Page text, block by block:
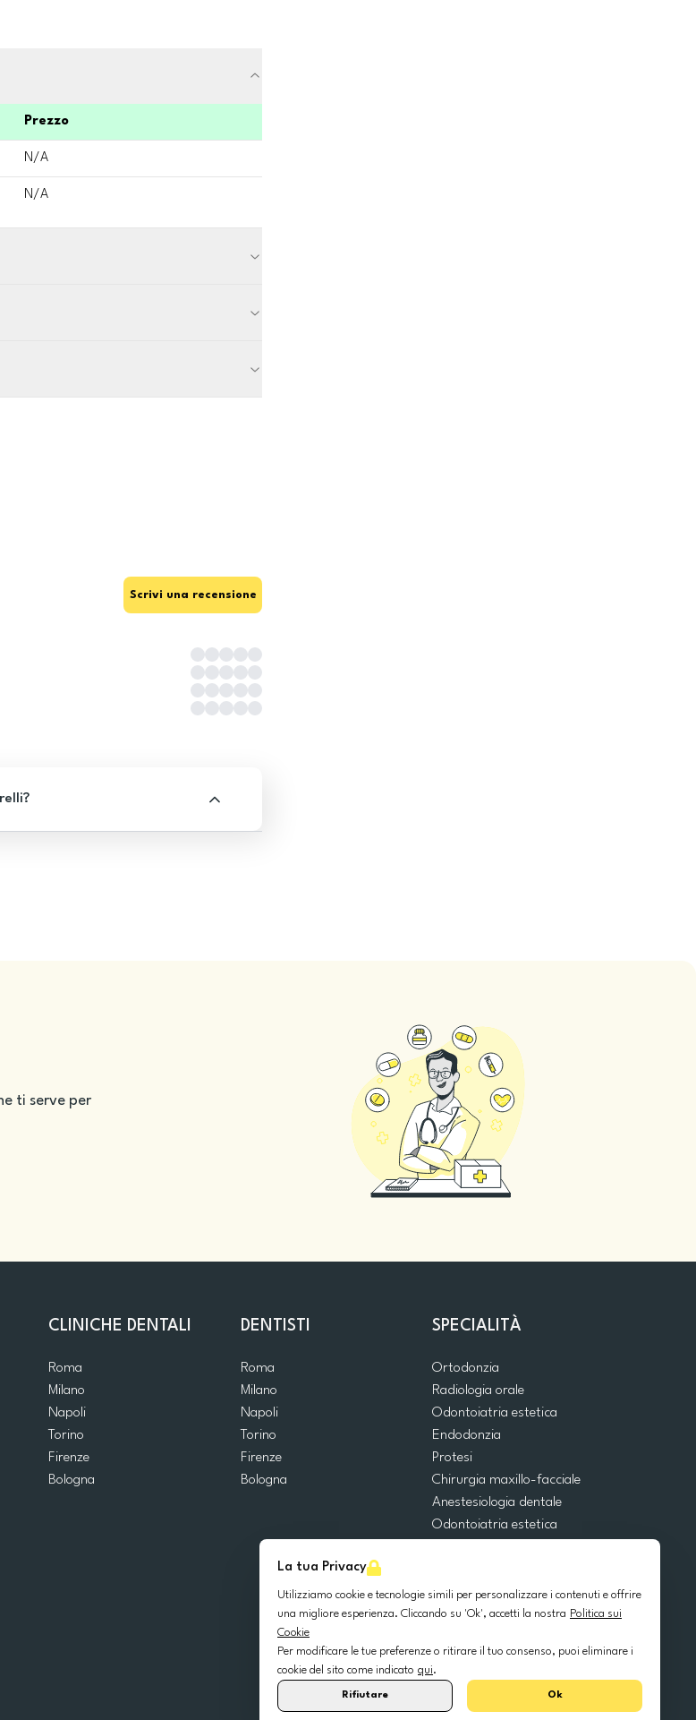
La tua Privacy
Utilizziamo cookie e tecnologie simili per personalizzare i contenuti e offrire
una migliore esperienza. Cliccando su 'Ok', accetti la nostra Politica sui
Cookie
Per modificare le tue preferenze o ritirare il tuo consenso, puoi eliminare i
cookie del sito come indicato qui.
Rifiutare Ok
Prezzo
N/A
N/A
Scrivi una recensione
ti serve per
CLINICHE DENTALI
Roma
Milano
Napoli
Torino
Firenze
Bologna
DENTISTI
Roma
Milano
Napoli
Torino
Firenze
Bologna
SPECIALITÀ
Ortodonzia
Radiologia orale
Odontoiatria estetica
Endodonzia
Protesi
Chirurgia maxillo-facciale
Anestesiologia dentale
Odontoiatria estetica
Odontoiatria pediatrica
Chirurgia orale
Parodontologia